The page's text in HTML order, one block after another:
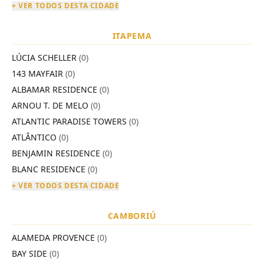
+ VER TODOS DESTA CIDADE
ITAPEMA
LÚCIA SCHELLER (0)
143 MAYFAIR (0)
ALBAMAR RESIDENCE (0)
ARNOU T. DE MELO (0)
ATLANTIC PARADISE TOWERS (0)
ATLÂNTICO (0)
BENJAMIN RESIDENCE (0)
BLANC RESIDENCE (0)
+ VER TODOS DESTA CIDADE
CAMBORIÚ
ALAMEDA PROVENCE (0)
BAY SIDE (0)